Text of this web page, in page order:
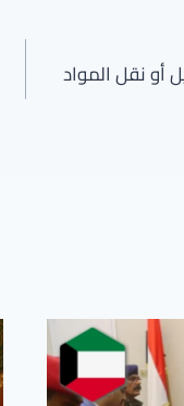
أو نقل المواد